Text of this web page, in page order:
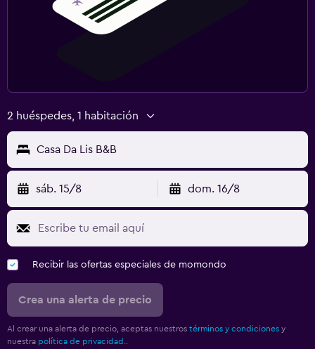
2 huéspedes, 1 habitación
Casa Da Lis B&B
sáb. 15/8 dom. 16/8
Recibir las ofertas especiales de momondo
Crea una alerta de precio
Al crear una alerta de precio, aceptas nuestros términos y condiciones y
nuestra política de privacidad.